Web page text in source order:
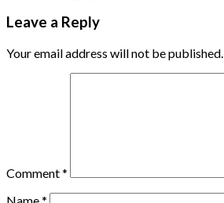
Leave a Reply
Your email address will not be published.
Comment*